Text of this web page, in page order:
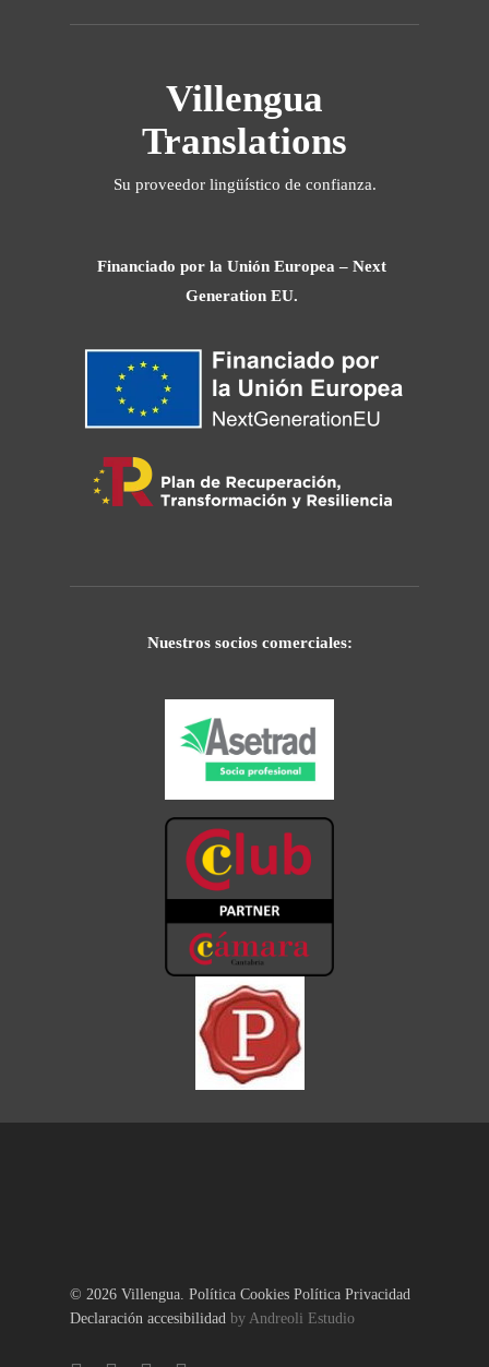
Villengua
Translations
Su proveedor lingüístico de confianza.
Financiado por la Unión Europea – Next
Generation EU.
Nuestros socios comerciales:
© 2026 Villengua. Política Cookies Política Privacidad
Declaración accesibilidad by Andreoli Estudio